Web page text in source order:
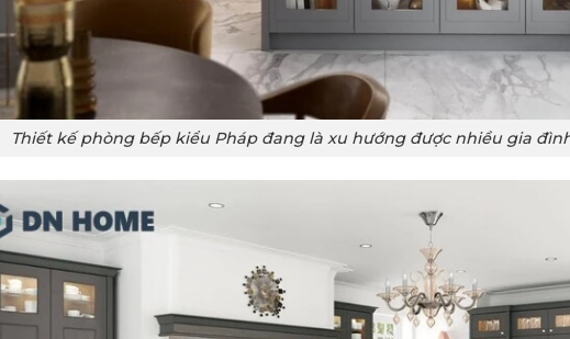
Thiết kế phòng bếp kiểu Pháp đang là xu hướng được nhiều gia